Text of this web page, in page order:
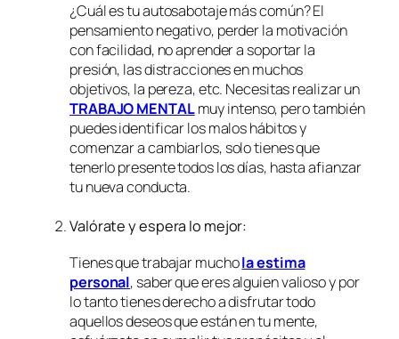
¿Cuál es tu autosabotaje más común? El
pensamiento negativo, perder la motivación
con facilidad, no aprender a soportar la
presión, las distracciones en muchos
objetivos, la pereza, etc. Necesitas realizar un
TRABAJO MENTALmuy intenso, pero también
puedes identificar los malos hábitos y
comenzar a cambiarlos, solo tienes que
tenerlo presente todos los días, hasta afianzar
tu nueva conducta.
Valórate y espera lo mejor:
Tienes que trabajar muchola estima
personal, saber que eres alguien valioso y por
lo tanto tienes derecho a disfrutar todo
aquellos deseos que están en tu mente,